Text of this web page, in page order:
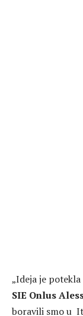
„Ideja je
SIE Onlus
boravili smo u